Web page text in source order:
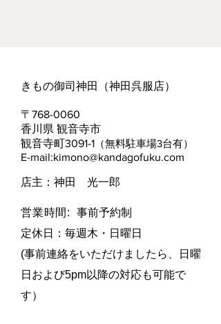
きもの御司神田（神田呉服店）​
​〒768-0060
香川県 観音寺市
観音寺町3091-1 （無料駐車場3台有）
E-mail:kimono@kandagofuku.com
​店主：神田 光一郎
営業時間:
事前予約制
定休日：毎週木・日曜日​
(事前連絡をいただけましたら、日曜
日および5pm以降の対応も可能で
す）